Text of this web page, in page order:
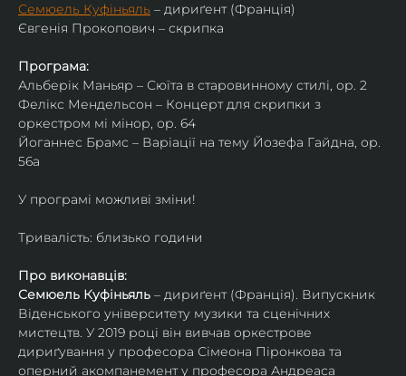
Семюель Куфіньяль – дириґент (Франція)
Євгенія Прокопович – скрипка
Програма:
Альберік Маньяр – Сюїта в старовинному стилі, ор. 2
Фелікс Мендельсон – Концерт для скрипки з
оркестром мі мінор, ор. 64
Йоганнес Брамс – Варіації на тему Йозефа Гайдна, ор.
56a
У програмі можливі зміни!
Тривалість: близько години
Про виконавців:
Семюель Куфіньяль – дириґент (Франція). Випускник
Віденського університету музики та сценічних
мистецтв. У 2019 році він вивчав оркестрове
дириґування у професора Сімеона Піронкова та
оперний акомпанемент у професора Андреаса